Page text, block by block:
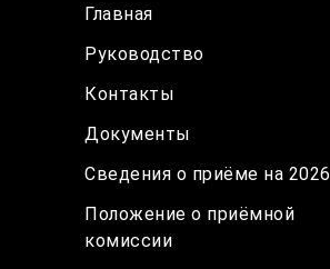
Главная
Руководство
Контакты
Документы
Сведения о приёме на 2026
Положение о приёмной
комиссии